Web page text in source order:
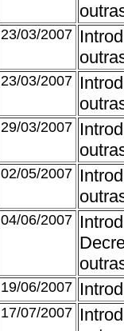
23/03/2007
23/03/2007
29/03/2007
02/05/2007
04/06/2007
19/06/2007
17/07/2007